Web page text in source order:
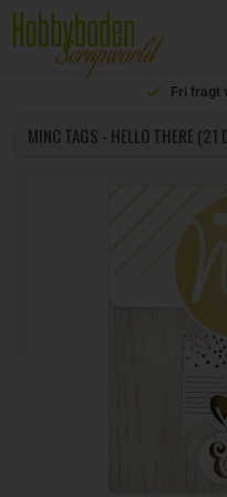
Fri fragt
MINC TAGS - HELLO THERE (21